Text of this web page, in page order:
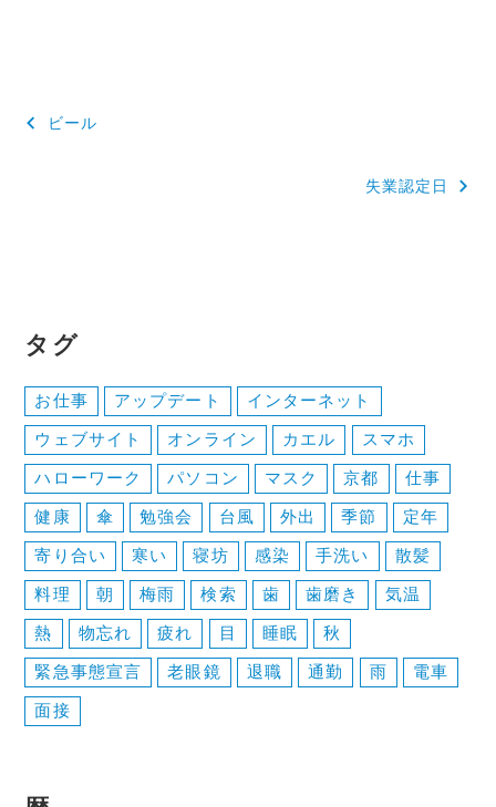
投
シ
ョ
ン
ビール
失業認定日
タグ
お仕事 アップデート
インターネット
ウェブサイト
オンライン カエル
スマホ
ハローワーク
パソコン マスク 京都
仕事
健康
傘 勉強会 台風 外出 季節
定年
寄り合い
寒い 寝坊 感染 手洗い
散髪
料理
朝 梅雨 検索 歯 歯磨き
気温
熱
物忘れ 疲れ 目 睡眠
秋
緊急事態宣言
老眼鏡 退職 通勤 雨
電車
面接